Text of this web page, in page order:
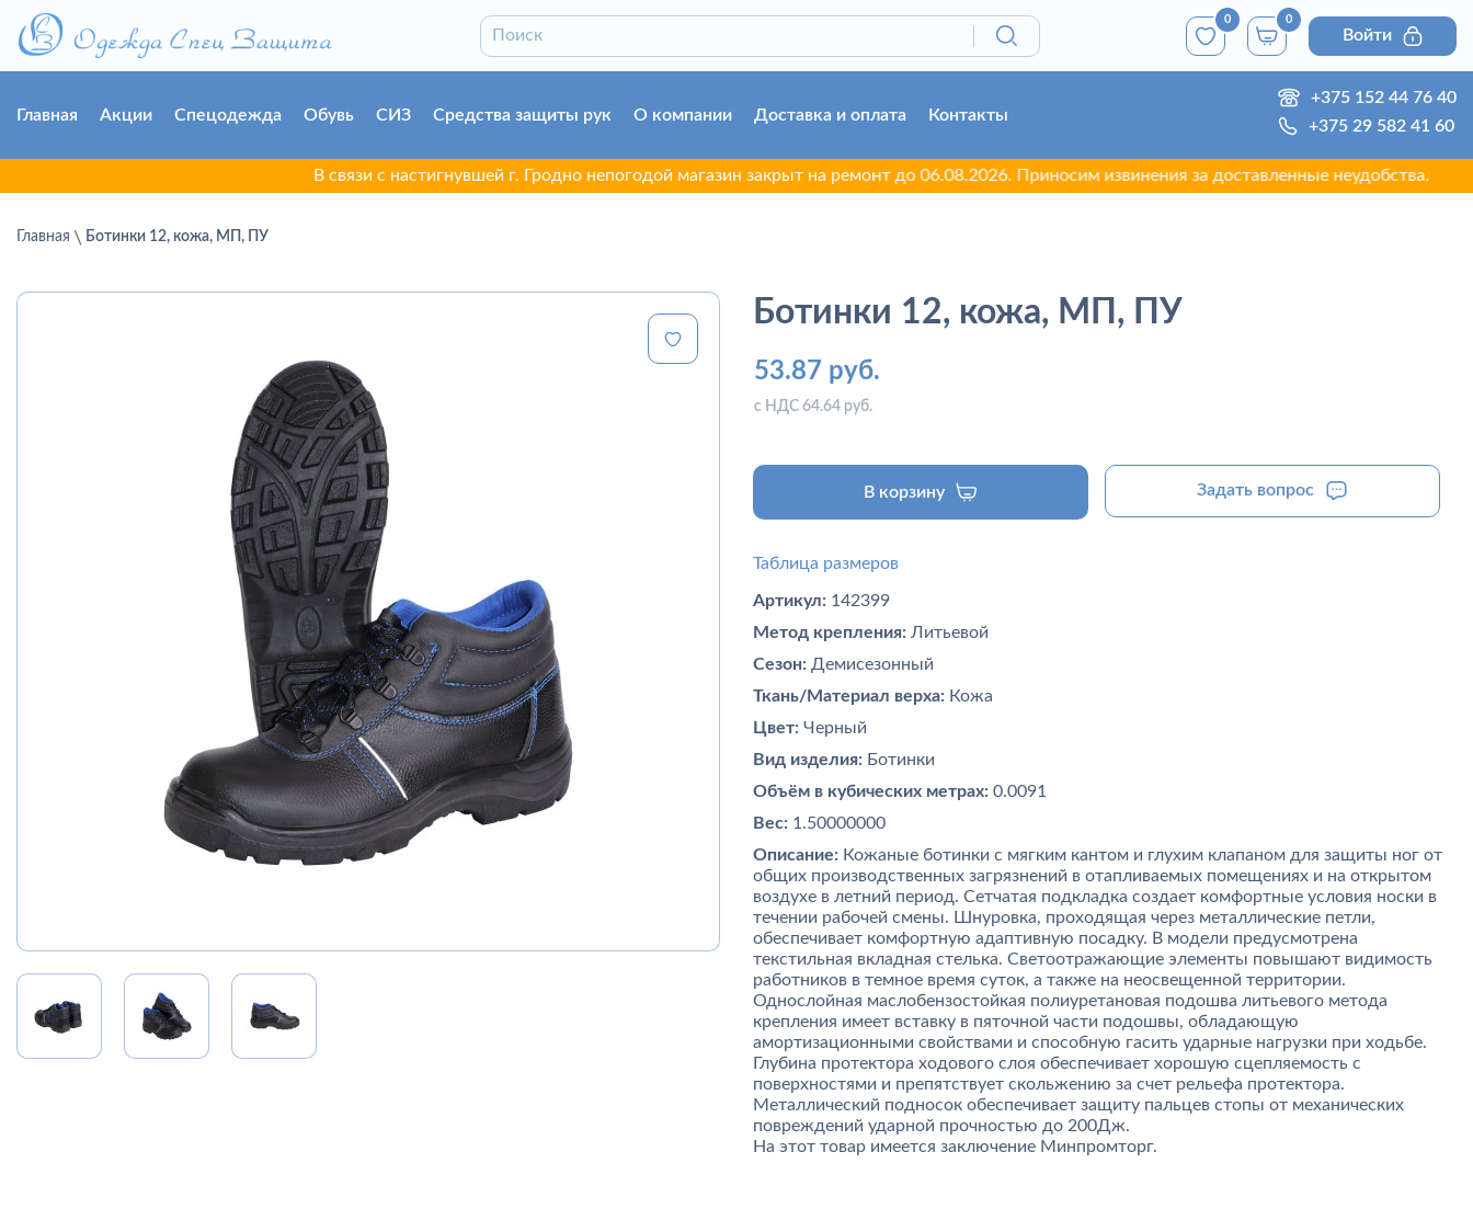
0 0
Войти
Главная Акции Спецодежда Обувь СИЗ Средства защиты рук О компании Доставка и оплата Контакты
+375 152 44 76 40
+375 29 582 41 60
В связи с настигнувшей г. Гродно непогодой магазин закрыт на ремонт до 06.08.2026. Приносим извинения за доставленные неудобства.
Главная Ботинки 12, кожа, МП, ПУ
Ботинки 12, кожа, МП, ПУ
53.87 руб.
с НДС 64.64 руб.
В корзину Задать вопрос
Таблица размеров
Артикул: 142399
Метод крепления: Литьевой
Сезон: Демисезонный
Ткань/Материал верха: Кожа
Цвет: Черный
Вид изделия: Ботинки
Объём в кубических метрах: 0.0091
Вес: 1.50000000
Описание: Кожаные ботинки c мягким кантом и глухим клапаном для защиты ног от
общих производственных загрязнений в отапливаемых помещениях и на открытом
воздухе в летний период. Сетчатая подкладка создает комфортные условия носки в
течении рабочей смены. Шнуровка, проходящая через металлические петли,
обеспечивает комфортную адаптивную посадку. В модели предусмотрена
текстильная вкладная стелька. Светоотражающие элементы повышают видимость
работников в темное время суток, а также на неосвещенной территории.
Однослойная маслобензостойкая полиуретановая подошва литьевого метода
крепления имеет вставку в пяточной части подошвы, обладающую
амортизационными свойствами и способную гасить ударные нагрузки при ходьбе.
Глубина протектора ходового слоя обеспечивает хорошую сцепляемость с
поверхностями и препятствует скольжению за счет рельефа протектора.
Металлический подносок обеспечивает защиту пальцев стопы от механических
повреждений ударной прочностью до 200Дж.
На этот товар имеется заключение Минпромторг.